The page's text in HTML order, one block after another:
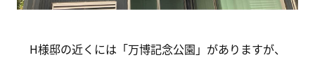
H様邸の近くには「万博記念公園」がありますが、